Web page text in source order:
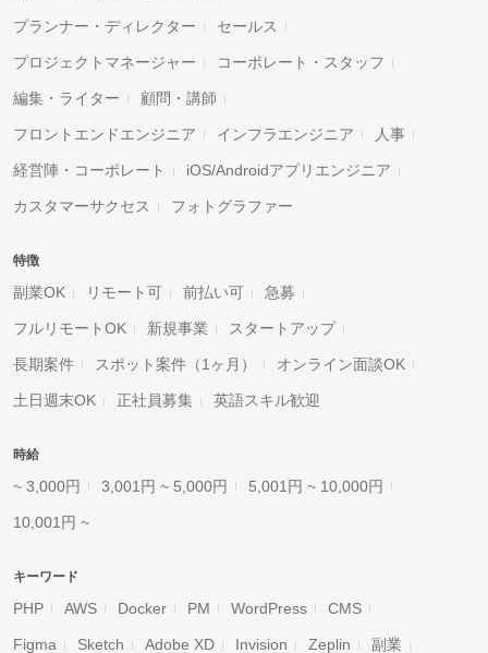
プランナー・ディレクター セールス
プロジェクトマネージャー コーポレート・スタッフ
編集・ライター 顧問・講師
フロントエンドエンジニア インフラエンジニア 人事
経営陣・コーポレート iOS/Androidアプリエンジニア
カスタマーサクセス フォトグラファー
特徴
副業OK リモート可 前払い可 急募
フルリモートOK 新規事業 スタートアップ
長期案件 スポット案件（1ヶ月） オンライン面談OK
土日週末OK 正社員募集 英語スキル歓迎
時給
~ 3,000円 3,001円 ~ 5,000円 5,001円 ~ 10,000円
10,001円 ~
キーワード
PHP AWS Docker PM WordPress CMS
Figma Sketch Adobe XD Invision Zeplin 副業